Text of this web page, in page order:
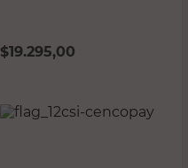
$19.295,00